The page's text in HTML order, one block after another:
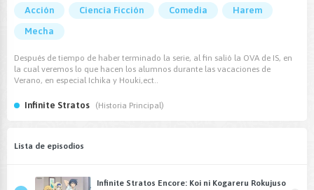
Acción Ciencia Ficción Comedia
Harem
Mecha
Después de tiempo de haber terminado la serie, al fin salió la OVA de IS, en
la cual veremos lo que hacen los alumnos durante las vacaciones de
Verano, en especial Ichika y Houki,ect..
Infinite Stratos (Historia Principal)
Lista de episodios
Infinite Stratos Encore: Koi ni Kogareru Rokujuso